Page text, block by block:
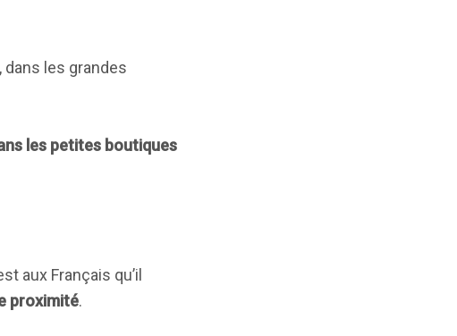
les grandes
les petites boutiques
aux Français qu’il
proximité.